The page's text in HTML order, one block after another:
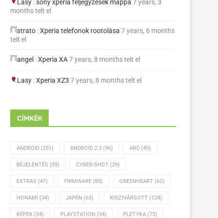
Lasy :sony xperia feljegyzések mappa 7 years, 3
months telt el
strato :Xperia telefonok rootolása 7 years, 6 months
telt el
angel :Xperia XA7 years, 8 months telt el
Lasy :Xperia XZ3 7 years, 8 months telt el
CÍMKÉK
ANDROID (251) ANDROID 2.3 (96) ARC (49)
BEJELENTÉS (59) CYBER-SHOT (29)
EXTRAS (47) FIRMWARE (85) GREENHEART (62)
HONAMI (34) JAPÁN (63) KISZIVÁRGOTT (124)
KÉPEK (34) PLAYSTATION (34) PLETYKA (73)